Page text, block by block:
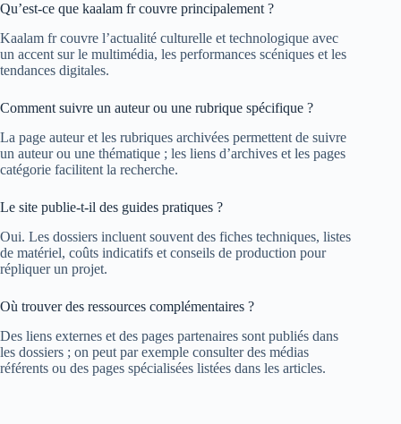
Qu’est-ce que kaalam fr couvre principalement ?
Kaalam fr couvre l’actualité culturelle et technologique avec
un accent sur le multimédia, les performances scéniques et les
tendances digitales.
Comment suivre un auteur ou une rubrique spécifique ?
La page auteur et les rubriques archivées permettent de suivre
un auteur ou une thématique ; les liens d’archives et les pages
catégorie facilitent la recherche.
Le site publie-t-il des guides pratiques ?
Oui. Les dossiers incluent souvent des fiches techniques, listes
de matériel, coûts indicatifs et conseils de production pour
répliquer un projet.
Où trouver des ressources complémentaires ?
Des liens externes et des pages partenaires sont publiés dans
les dossiers ; on peut par exemple consulter des médias
référents ou des pages spécialisées listées dans les articles.